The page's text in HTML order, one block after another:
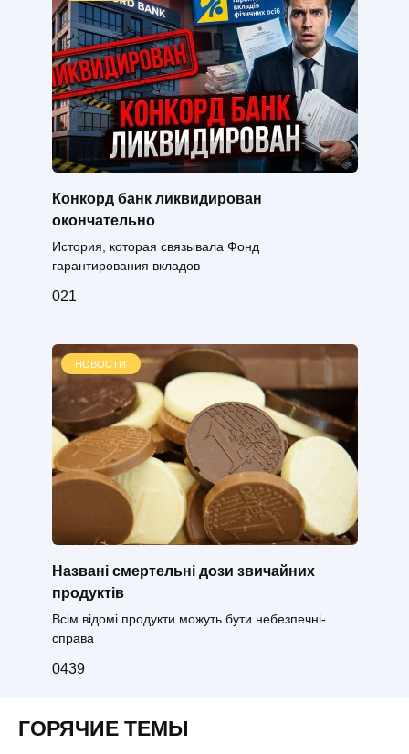
Конкорд банк ликвидирован
окончательно
История, которая связывала Фонд
гарантирования вкладов
021
НОВОСТИ
Названі смертельні дози звичайних
продуктів
Всім відомі продукти можуть бути небезпечні-
справа
0439
ГОРЯЧИЕ ТЕМЫ